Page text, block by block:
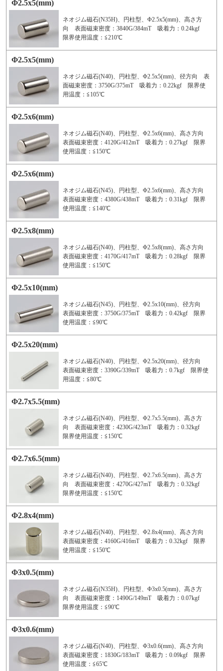
Φ2.5x5(mm)
ネオジム磁石(N35H)、円柱型、Φ2.5x5(mm)、高さ方
向 表面磁束密度：3840G/384mT 吸着力：0.24kgf
限界使用温度：≦210℃
Φ2.5x5(mm)
ネオジム磁石(N40)、円柱型、Φ2.5x5(mm)、径方向 表
面磁束密度：3750G/375mT 吸着力：0.22kgf 限界使
用温度：≦105℃
Φ2.5x6(mm)
ネオジム磁石(N40)、円柱型、Φ2.5x6(mm)、高さ方向
表面磁束密度：4120G/412mT 吸着力：0.27kgf 限界
使用温度：≦150℃
Φ2.5x6(mm)
ネオジム磁石(N45)、円柱型、Φ2.5x6(mm)、高さ方向
表面磁束密度：4380G/438mT 吸着力：0.31kgf 限界
使用温度：≦140℃
Φ2.5x8(mm)
ネオジム磁石(N40)、円柱型、Φ2.5x8(mm)、高さ方向
表面磁束密度：4170G/417mT 吸着力：0.28kgf 限界
使用温度：≦150℃
Φ2.5x10(mm)
ネオジム磁石(N45)、円柱型、Φ2.5x10(mm)、径方向
表面磁束密度：3750G/375mT 吸着力：0.42kgf 限界
使用温度：≦90℃
Φ2.5x20(mm)
ネオジム磁石(N40)、円柱型、Φ2.5x20(mm)、径方向
表面磁束密度：3390G/339mT 吸着力：0.7kgf 限界使
用温度：≦80℃
Φ2.7x5.5(mm)
ネオジム磁石(N40)、円柱型、Φ2.7x5.5(mm)、高さ方
向 表面磁束密度：4230G/423mT 吸着力：0.32kgf
限界使用温度：≦150℃
Φ2.7x6.5(mm)
ネオジム磁石(N40)、円柱型、Φ2.7x6.5(mm)、高さ方
向 表面磁束密度：4270G/427mT 吸着力：0.32kgf
限界使用温度：≦150℃
Φ2.8x4(mm)
ネオジム磁石(N40)、円柱型、Φ2.8x4(mm)、高さ方向
表面磁束密度：4160G/416mT 吸着力：0.32kgf 限界
使用温度：≦150℃
Φ3x0.5(mm)
ネオジム磁石(N35H)、円柱型、Φ3x0.5(mm)、高さ方
向 表面磁束密度：1490G/149mT 吸着力：0.07kgf
限界使用温度：≦90℃
Φ3x0.6(mm)
ネオジム磁石(N40)、円柱型、Φ3x0.6(mm)、高さ方向
表面磁束密度：1830G/183mT 吸着力：0.09kgf 限界
使用温度：≦65℃